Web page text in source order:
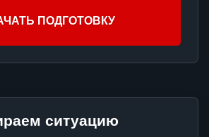
ПОДГОТОВКУ
ситуацию